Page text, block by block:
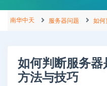
南华中天 服务器问题 如何
如何判断服务
方法与技巧